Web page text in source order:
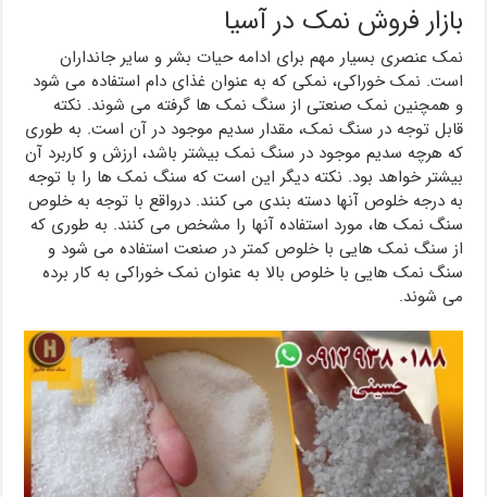
بازار فروش نمک در آسیا
نمک عنصری بسیار مهم برای ادامه حیات بشر و سایر جانداران
است. نمک خوراکی، نمکی که به عنوان غذای دام استفاده می شود
و همچنین نمک صنعتی از سنگ نمک ها گرفته می شوند. نکته
قابل توجه در سنگ نمک، مقدار سدیم موجود در آن است. به طوری
که هرچه سدیم موجود در سنگ نمک بیشتر باشد، ارزش و کاربرد آن
بیشتر خواهد بود. نکته دیگر این است که سنگ نمک ها را با توجه
به درجه خلوص آنها دسته بندی می کنند. درواقع با توجه به خلوص
سنگ نمک ها، مورد استفاده آنها را مشخص می کنند. به طوری که
از سنگ نمک هایی با خلوص کمتر در صنعت استفاده می شود و
سنگ نمک هایی با خلوص بالا به عنوان نمک خوراکی به کار برده
می شوند.